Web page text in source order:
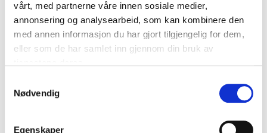
vårt, med partnerne våre innen sosiale medier,
annonsering og analysearbeid, som kan kombinere den
med annen informasjon du har gjort tilgjengelig for dem,
eller som de har samlet inn gjennom din bruk av
Nødvendig
Egenskaper
Bud:450 kr (7)